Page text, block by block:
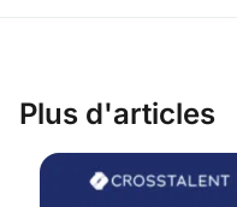
Plus d'articles